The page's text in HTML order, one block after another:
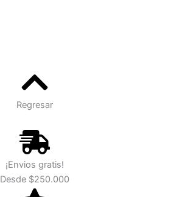
Regresar
¡Envios gratis!
Desde $250.000